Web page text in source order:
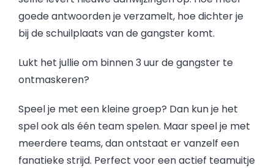
goede antwoorden je verzamelt, hoe dichter je
bij de schuilplaats van de gangster komt.
Lukt het jullie om binnen 3 uur de gangster te
ontmaskeren?
Speel je met een kleine groep? Dan kun je het
spel ook als één team spelen. Maar speel je met
meerdere teams, dan ontstaat er vanzelf een
fanatieke strijd. Perfect voor een actief teamuitje